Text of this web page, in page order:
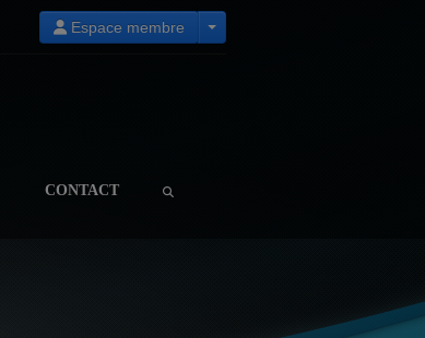
Espace membre
CONTACT